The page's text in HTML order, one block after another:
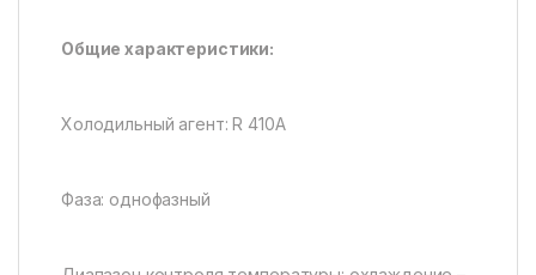
Общие характеристики:
Холодильный агент: R 410A
Фаза: однофазный